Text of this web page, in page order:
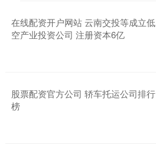
在线配资开户网站 云南交投等成立低
空产业投资公司 注册资本6亿
股票配资官方公司 轿车托运公司排行
榜